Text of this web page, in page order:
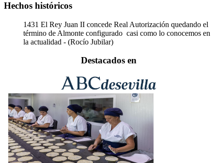
Hechos históricos
1431 El Rey Juan II concede Real Autorización quedando el
término de Almonte configurado casi como lo conocemos en
la actualidad - (Rocío Jubilar)
Destacados en